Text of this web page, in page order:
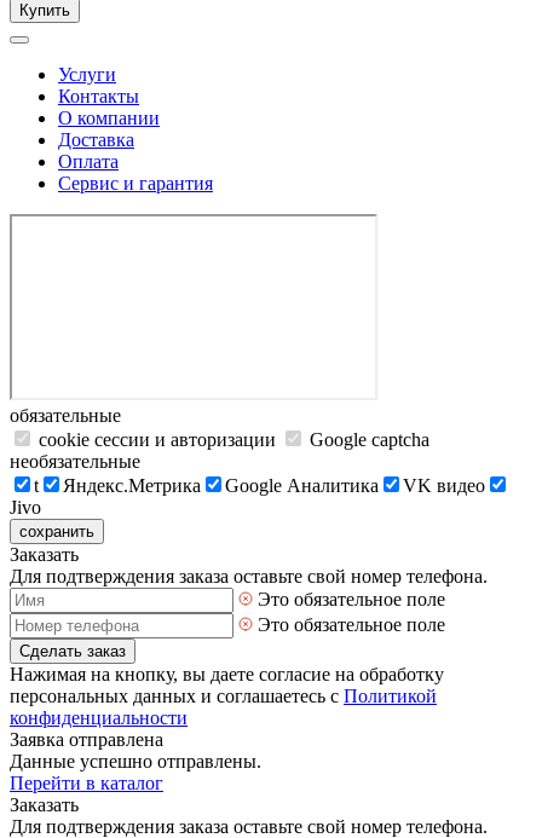
Купить
Услуги
Контакты
О компании
Доставка
Оплата
Сервис и гарантия
обязательные
cookie сессии и авторизации
Google captcha
необязательные
t
Яндекс.Метрика Google Аналитика
VK видео
Jivo
сохранить
Заказать
Для подтверждения заказа оставьте свой номер телефона.
Это обязательное поле
Это обязательное поле
Сделать заказ
Нажимая на кнопку, вы даете согласие на обработку
персональных данных и соглашаетесь с Политикой
конфиденциальности
Заявка отправлена
Данные успешно отправлены.
Перейти в каталог
Заказать
Для подтверждения заказа оставьте свой номер телефона.